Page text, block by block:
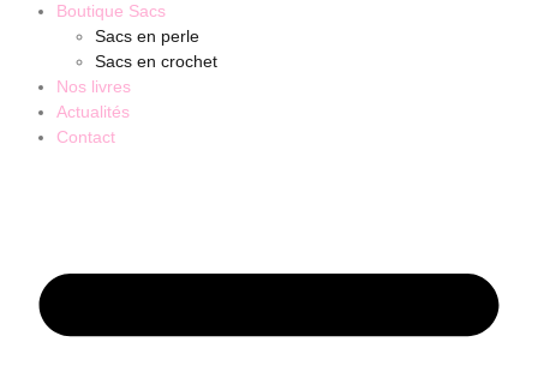
Boutique Sacs
Sacs en perle
Sacs en crochet
Nos livres
Actualités
Contact